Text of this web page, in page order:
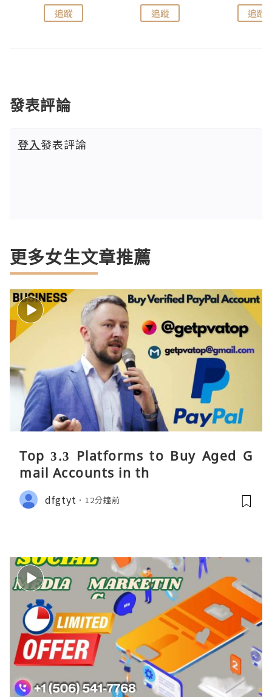
追蹤 追蹤 追蹤
發表評論
登入發表評論
更多女生文章推薦
Top 3.3 Platforms to Buy Aged G
mail Accounts in th
dfgtyt 12分鐘前